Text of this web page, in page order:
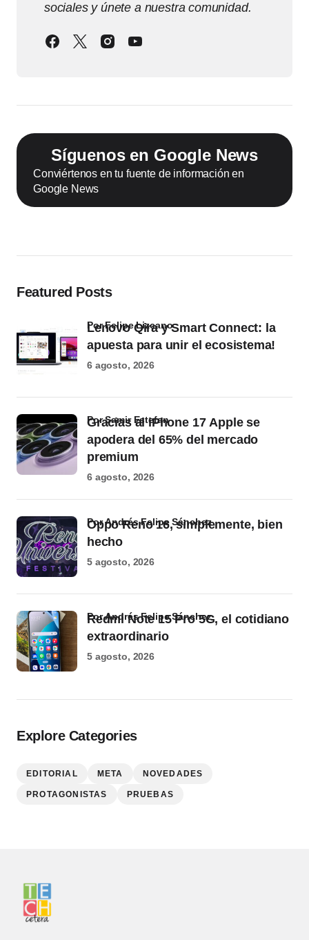
sociales y únete a nuestra comunidad.
Síguenos en Google News
Conviértenos en tu fuente de información en
Google News
Featured Posts
Lenovo Qira y Smart Connect: la
apuesta para unir el ecosistema!
por Felipe Lizcano
6 agosto, 2026
Gracias al iPhone 17 Apple se
apodera del 65% del mercado
premium
por Samir Estefan
6 agosto, 2026
Oppo Reno 16, simplemente, bien
hecho
por Andrés Felipe Sánchez
5 agosto, 2026
Redmi Note 15 Pro 5G, el cotidiano
extraordinario
por Andrés Felipe Sánchez
5 agosto, 2026
Explore Categories
EDITORIAL META NOVEDADES
PROTAGONISTAS PRUEBAS